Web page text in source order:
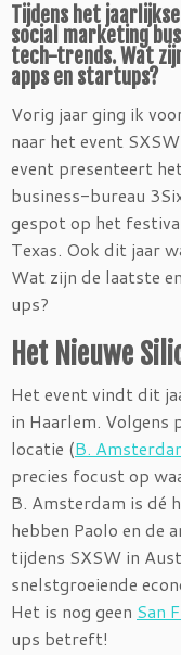
Tijdens het
social marketing
tech-trends. Wat
apps en startups?
Vorig jaar ging ik
naar het event
event presenteert
business-bureau
gespot op het
Texas. Ook dit jaar
Wat zijn de laatste
ups?
Het Nieuwe
Het event vindt dit
in Haarlem. Volgens
locatie (B.
precies focust op
B. Amsterdam is dé
hebben Paolo en de
tijdens SXSW in
snelstgroeiende
Het is nog geen San
ups betreft!